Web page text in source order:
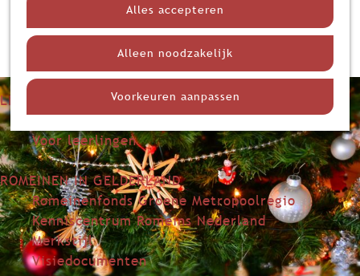
Alles accepteren
Alleen noodzakelijk
Voorkeuren aanpassen
e
p
a
g
e
Nederland in de Romeinse tijd
Themadossiers
LEREN
Voor docenten
Voor leerlingen
ROMEINEN IN GELDERLAND
Romeinenfonds Groene Metropoolregio
Kenniscentrum Romeins Nederland
Merkstijl
Visiedocumenten
24 december 2020 | Wouter Hinrichs | |